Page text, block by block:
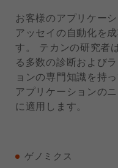
お客様のアプリケー
アッセイの自動化を
す。 テカンの研究者
る多数の診断および
ョンの専門知識を持
アプリケーションの
に適用します。
ゲノミクス